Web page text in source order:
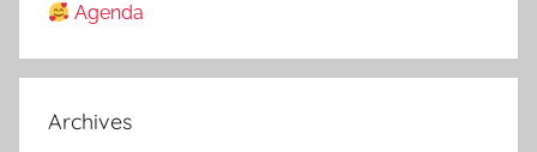
Agenda
Archives